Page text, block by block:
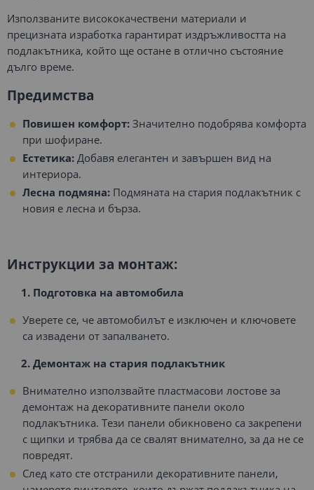
Използваните висококачествени материали и
прецизната изработка гарантират издръжливостта на
подлакътника, който ще остане в отлично състояние
дълго време.
Предимства
Повишен комфорт: Значително подобрява комфорта
при шофиране.
Естетика: Добавя елегантен и завършен вид на
интериора.
Лесна подмяна: Подмяната на стария подлакътник с
новия е лесна и бърза.
Инструкции за монтаж:
1. Подготовка на автомобила
Уверете се, че автомобилът е изключен и ключовете
са извадени от запалването.
2. Демонтаж на стария подлакътник
Внимателно използвайте пластмасови лостове за
демонтаж на декоративните панели около
подлакътника. Тези панели обикновено са закрепени
с щипки и трябва да се свалят внимателно, за да не се
повредят.
След като сте отстранили декоративните панели,